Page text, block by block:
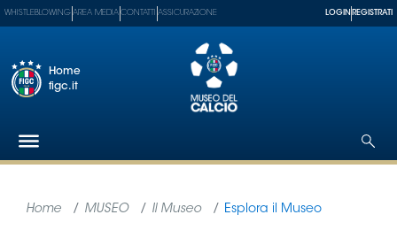
WHISTLEBLOWING AREA MEDIA CONTATTI ASSICURAZIONE LOGIN REGISTRATI
Home
figc.it